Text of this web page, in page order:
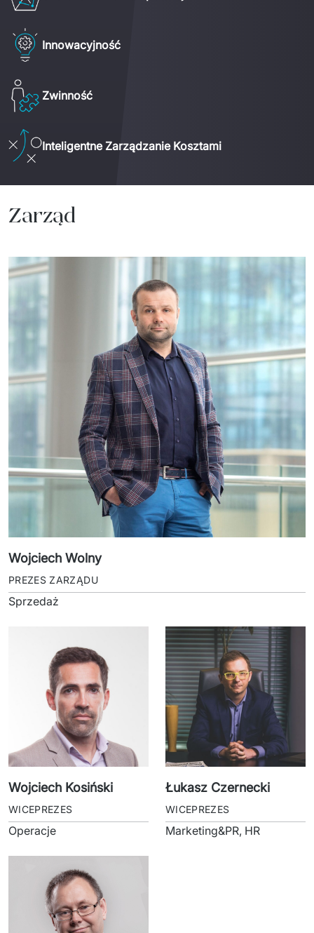
Innowacyjność
Zwinność
Inteligentne Zarządzanie Kosztami
Zarząd
Wojciech Wolny
PREZES ZARZĄDU
Sprzedaż
Wojciech Kosiński
WICEPREZES
Operacje
Łukasz Czernecki
WICEPREZES
Marketing&PR, HR